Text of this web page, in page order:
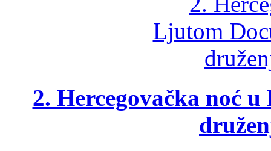
2. Hercegovačka noć